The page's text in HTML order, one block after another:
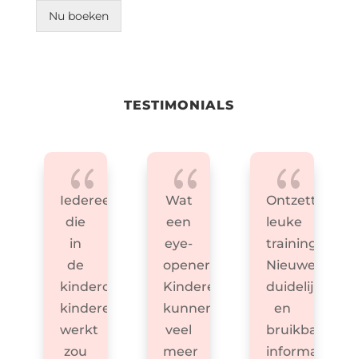
Nu boeken
TESTIMONIALS
{
Iedereen
die
in
de
kinderopvang/met
kinderen
werkt
zou
{
Wat
een
eye-
opener.
Kinderen
kunnen
veel
meer
{
Ontzettend
leuke
training!
Nieuwe,
duidelijke
en
bruikbare
informatie.